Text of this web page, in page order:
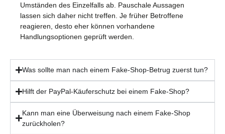
Umständen des Einzelfalls ab. Pauschale Aussagen
lassen sich daher nicht treffen. Je früher Betroffene
reagieren, desto eher können vorhandene
Handlungsoptionen geprüft werden.
Was sollte man nach einem Fake-Shop-Betrug zuerst tun?
Hilft der PayPal-Käuferschutz bei einem Fake-Shop?
Kann man eine Überweisung nach einem Fake-Shop
zurückholen?